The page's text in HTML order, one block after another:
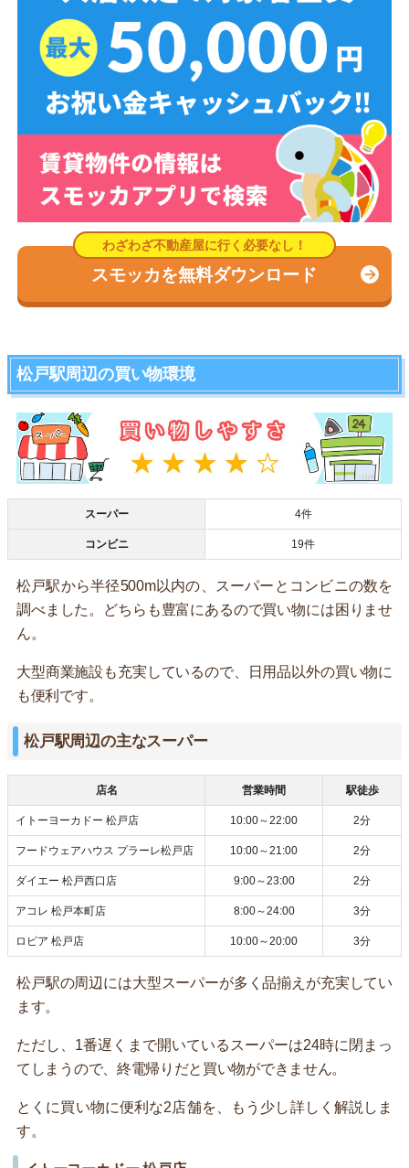
スモッカを無料ダウンロード
松戸駅周辺の買い物環境
スーパー 4件
コンビニ 19件
松戸駅から半径500m以内の、スーパーとコンビニの数を
調べました。どちらも豊富にあるので買い物には困りませ
ん。
大型商業施設も充実しているので、日用品以外の買い物に
も便利です。
松戸駅周辺の主なスーパー
店名 営業時間 駅徒歩
イトーヨーカドー 松戸店 10:00～22:00 2分
フードウェアハウス プラーレ松戸店 10:00～21:00 2分
ダイエー 松戸西口店 9:00～23:00 2分
アコレ 松戸本町店 8:00～24:00 3分
ロピア 松戸店 10:00～20:00 3分
松戸駅の周辺には大型スーパーが多く品揃えが充実してい
ます。
ただし、1番遅くまで開いているスーパーは24時に閉まっ
てしまうので、終電帰りだと買い物ができません。
とくに買い物に便利な2店舗を、もう少し詳しく解説しま
す。